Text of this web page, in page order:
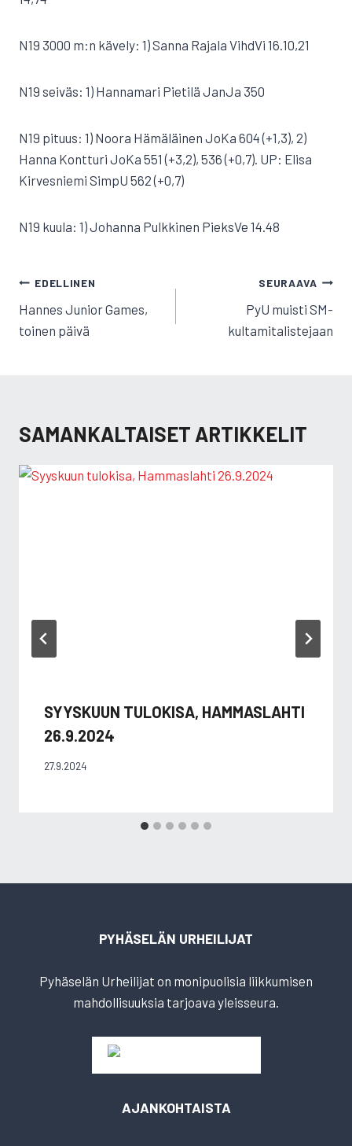
N19 3000 m:n kävely: 1) Sanna Rajala VihdVi 16.10,21
N19 seiväs: 1) Hannamari Pietilä JanJa 350
N19 pituus: 1) Noora Hämäläinen JoKa 604 (+1,3), 2)
Hanna Kontturi JoKa 551 (+3,2), 536 (+0,7). UP: Elisa
Kirvesniemi SimpU 562 (+0,7)
N19 kuula: 1) Johanna Pulkkinen PieksVe 14.48
ARTIKKELIEN
SELAUS
EDELLINEN
Hannes Junior Games,
toinen päivä
SEURAAVA
PyU muisti SM-
kultamitalistejaan
SAMANKALTAISET ARTIKKELIT
SYYSKUUN TULOKISA, HAMMASLAHTI
26.9.2024
27.9.2024
PYHÄSELÄN URHEILIJAT
Pyhäselän Urheilijat on monipuolisia liikkumisen
mahdollisuuksia tarjoava yleisseura.
AJANKOHTAISTA